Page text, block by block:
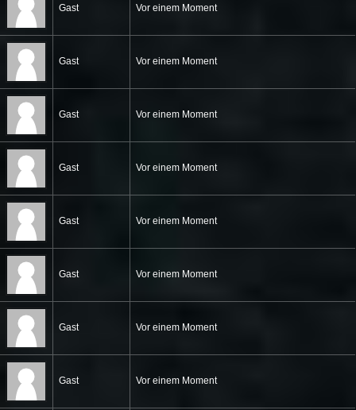
Gast Vor einem Moment
Gast Vor einem Moment
Gast Vor einem Moment
Gast Vor einem Moment
Gast Vor einem Moment
Gast Vor einem Moment
Gast Vor einem Moment
Gast Vor einem Moment